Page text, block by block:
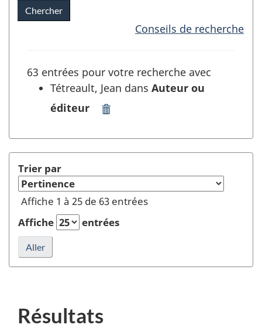
champs
2
Conseils de recherche
63 entrées pour votre recherche avec
Tétreault, Jean dans Auteur ou
éditeur
Jean"
dans
ou
éditeur
et
Trier par
Affiche 1 à 25 de 63 entrées
Affiche
entrées
Résultats